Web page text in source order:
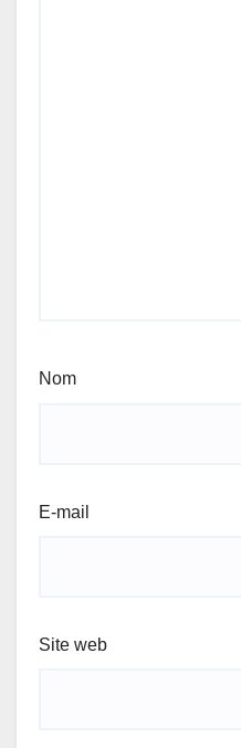
Nom
E-mail
Site web